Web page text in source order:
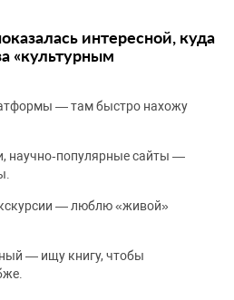
интересной, куда
«культурным
— там быстро нахожу
научно‑популярные сайты —
— люблю «живой»
— ищу книгу, чтобы